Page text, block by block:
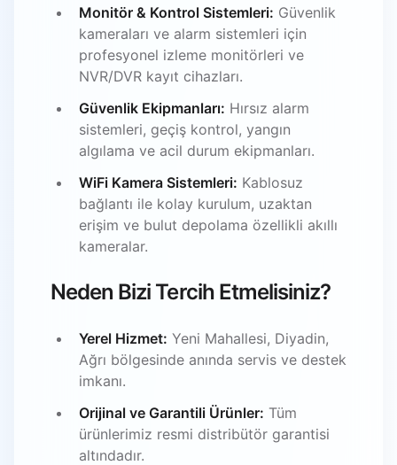
Monitör & Kontrol Sistemleri: Güvenlik
kameraları ve alarm sistemleri için
profesyonel izleme monitörleri ve
NVR/DVR kayıt cihazları.
Güvenlik Ekipmanları: Hırsız alarm
sistemleri, geçiş kontrol, yangın
algılama ve acil durum ekipmanları.
WiFi Kamera Sistemleri: Kablosuz
bağlantı ile kolay kurulum, uzaktan
erişim ve bulut depolama özellikli akıllı
kameralar.
Neden Bizi Tercih Etmelisiniz?
Yerel Hizmet: Yeni Mahallesi, Diyadin,
Ağrı bölgesinde anında servis ve destek
imkanı.
Orijinal ve Garantili Ürünler: Tüm
ürünlerimiz resmi distribütör garantisi
altındadır.